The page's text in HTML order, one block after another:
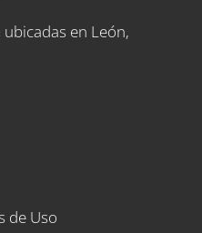
en León,
de Uso